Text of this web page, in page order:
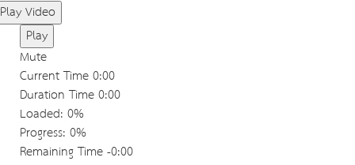
Play Video
Play
Mute
Current Time0:00
Duration Time0:00
Loaded: 0%
Progress: 0%
Remaining Time-0:00